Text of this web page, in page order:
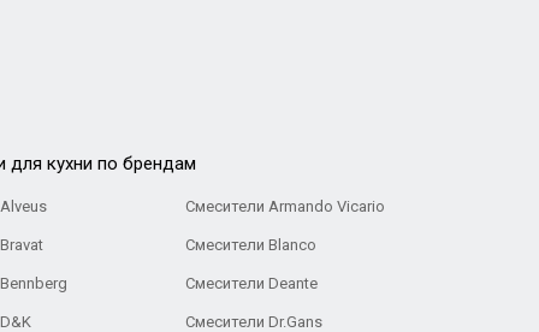
для кухни по брендам
Смесители Armando Vicario
Смесители Blanco
Смесители Deante
Смесители Dr.Gans